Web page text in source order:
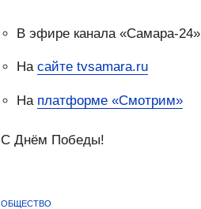
В эфире канала «Самара-24»
Насайте tvsamara.ru
На платформе «Смотрим»
С Днём Победы!
ОБЩЕСТВО